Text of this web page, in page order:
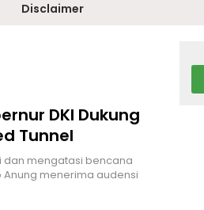
Disclaimer
DKI Dukung
Tunnel
dan mengatasi bencana
Anung menerima audensi